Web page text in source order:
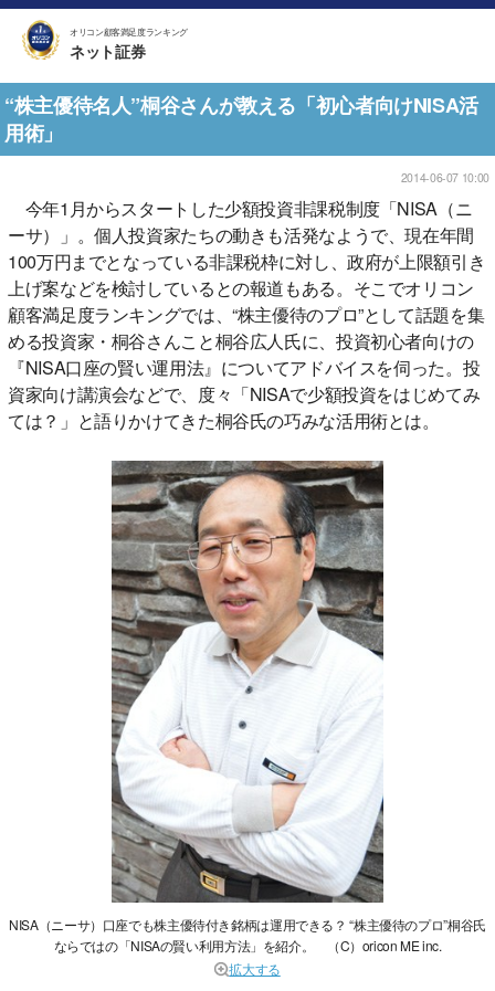
オリコン顧客満足度ランキング
ネット証券
“株主優待名人”桐谷さんが教える「初心者向けNISA活
用術」
2014-06-07 10:00
今年1月からスタートした少額投資非課税制度「NISA（ニ
ーサ）」。個人投資家たちの動きも活発なようで、現在年間
100万円までとなっている非課税枠に対し、政府が上限額引き
上げ案などを検討しているとの報道もある。そこでオリコン
顧客満足度ランキングでは、“株主優待のプロ”として話題を集
める投資家・桐谷さんこと桐谷広人氏に、投資初心者向けの
『NISA口座の賢い運用法』についてアドバイスを伺った。投
資家向け講演会などで、度々「NISAで少額投資をはじめてみ
ては？」と語りかけてきた桐谷氏の巧みな活用術とは。
NISA（ニーサ）口座でも株主優待付き銘柄は運用できる？ “株主優待のプロ”桐谷氏
ならではの「NISAの賢い利用方法」を紹介。 （C）oricon ME inc.
拡大する